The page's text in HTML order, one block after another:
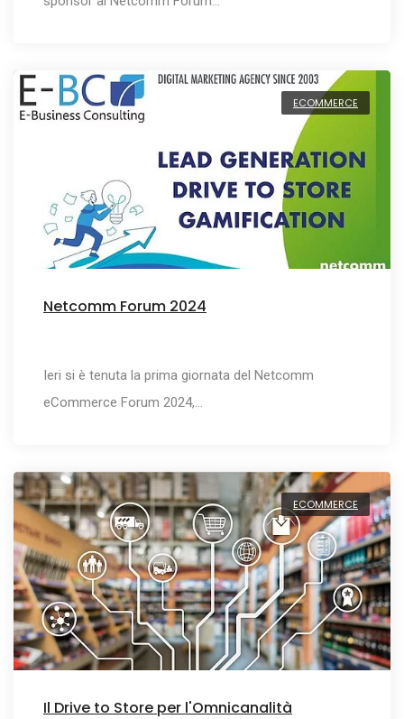
ECOMMERCE
Netcomm Forum 2024
Ieri si è tenuta la prima giornata del Netcomm
eCommerce Forum 2024,…
ECOMMERCE
Il Drive to Store per l'Omnicanalità